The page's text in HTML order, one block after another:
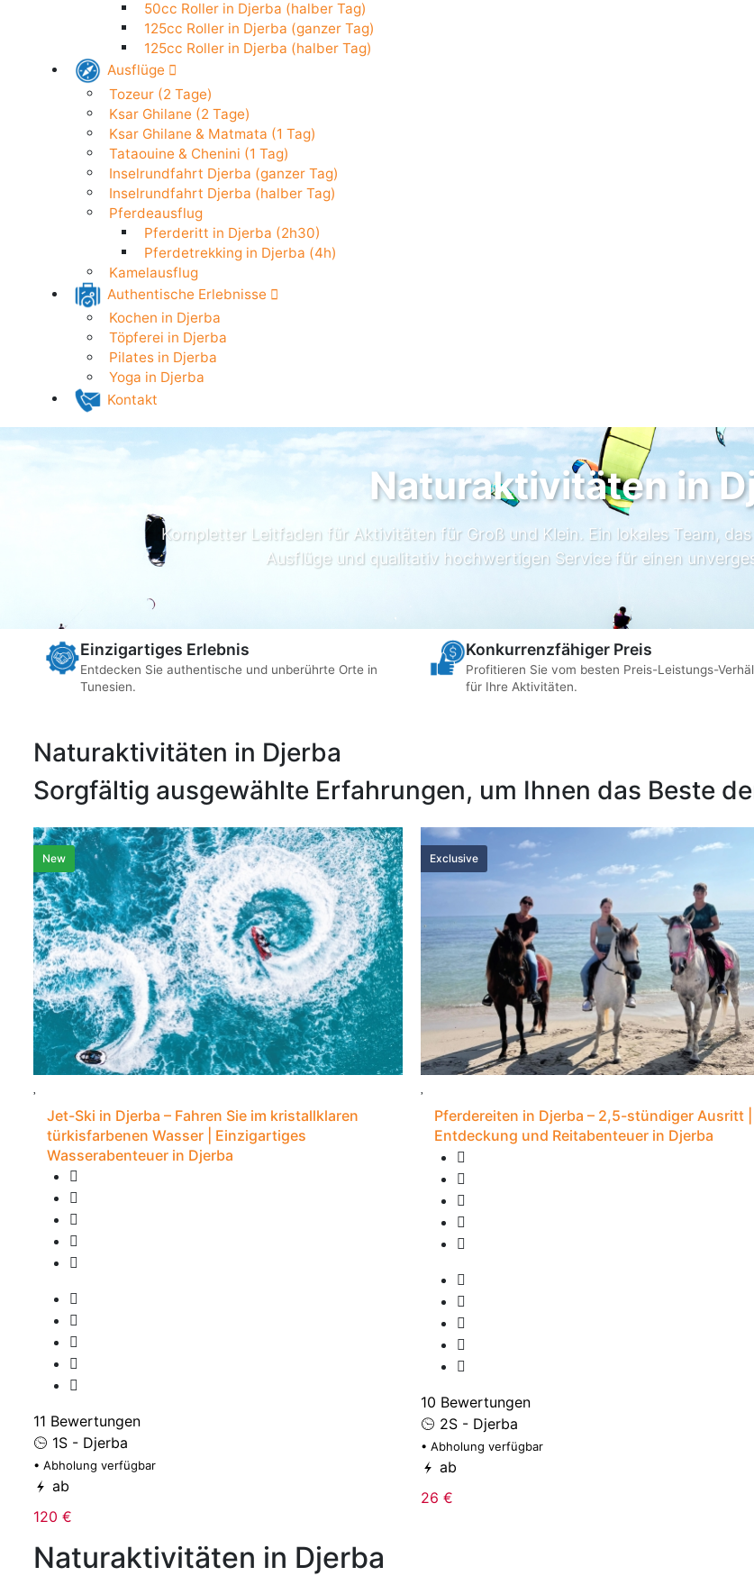
Elektroroller in Djerba (24h)
50cc Roller in Djerba (halber Tag)
125cc Roller in Djerba (ganzer Tag)
125cc Roller in Djerba (halber Tag)
Ausflüge
Tozeur (2 Tage)
Ksar Ghilane (2 Tage)
Ksar Ghilane & Matmata (1 Tag)
Tataouine & Chenini (1 Tag)
Inselrundfahrt Djerba (ganzer Tag)
Inselrundfahrt Djerba (halber Tag)
Pferdeausflug
Pferderitt in Djerba (2h30)
Pferdetrekking in Djerba (4h)
Kamelausflug
Authentische Erlebnisse
Kochen in Djerba
Töpferei in Djerba
Pilates in Djerba
Yoga in Djerba
Kontakt
Naturaktivitäten in
Kompletter Leitfaden für Aktivitäten für Groß und Klein. Ein lokales Team,
Ausflüge und qualitativ hochwertigen Service für einen
Einzigartiges Erlebnis
Entdecken Sie authentische und unberührte Orte in
Tunesien.
Konkurrenzfähiger Preis
Profitieren Sie vom besten Preis-Leistungs-
für Ihre Aktivitäten.
Naturaktivitäten in Djerba
Sorgfältig ausgewählte Erfahrungen, um Ihnen das Beste
New
Jet-Ski in Djerba – Fahren Sie im kristallklaren
türkisfarbenen Wasser | Einzigartiges
Wasserabenteuer in Djerba
11 Bewertungen
1S - Djerba
• Abholung verfügbar
ab
120 €
Exclusive
Pferdereiten in Djerba – 2,5-stündiger Ausritt |
Entdeckung und Reitabenteuer in Djerba
10 Bewertungen
2S - Djerba
• Abholung verfügbar
ab
26 €
Naturaktivitäten in Djerba